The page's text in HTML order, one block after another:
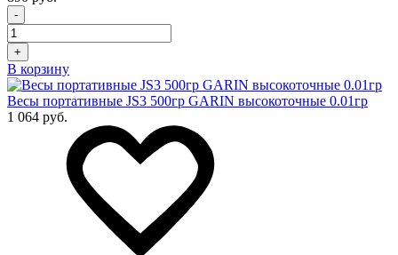
-
+
В корзину
Весы портативные JS3 500гр GARIN высокоточные 0.01гр
1 064 руб.